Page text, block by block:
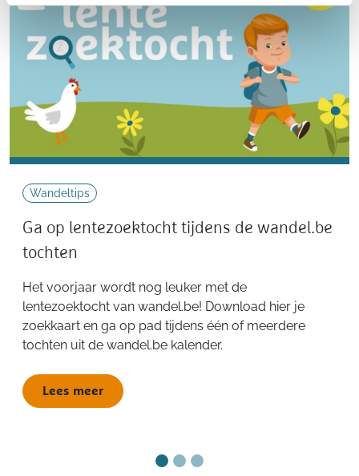
Wandeltips
Ga op lentezoektocht tijdens de wandel.be
tochten
Het voorjaar wordt nog leuker met de
lentezoektocht van wandel.be! Download hier je
zoekkaart en ga op pad tijdens één of meerdere
tochten uit de wandel.be kalender.
Lees meer